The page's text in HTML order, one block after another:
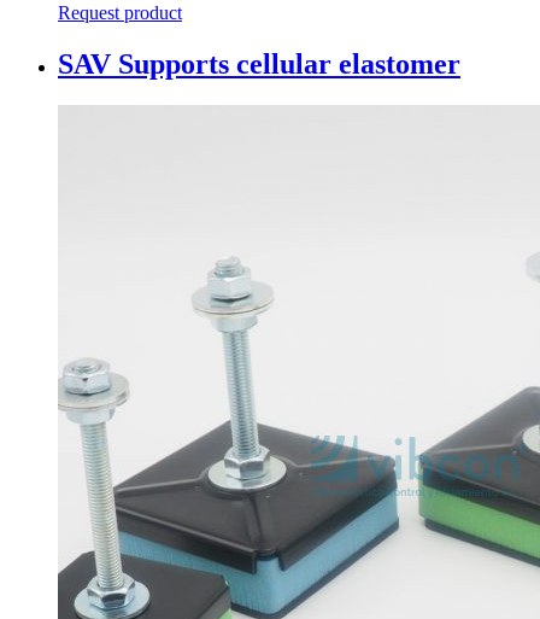
Request product
SAV Supports cellular elastomer